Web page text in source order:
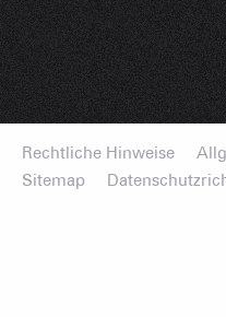
Rechtliche Hinweise
Sitemap